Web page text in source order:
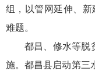
组，以管网延伸、
难题。
都昌、修水等脱
施。都昌县启动第三